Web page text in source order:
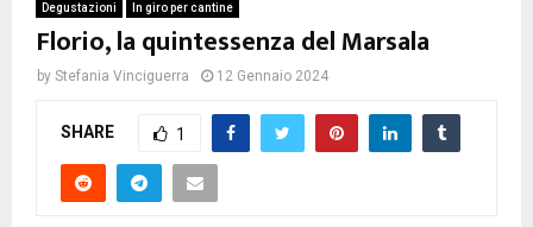
Degustazioni In giro per cantine
Florio, la quintessenza del Marsala
by Stefania Vinciguerra 12 Gennaio 2024
SHARE 1